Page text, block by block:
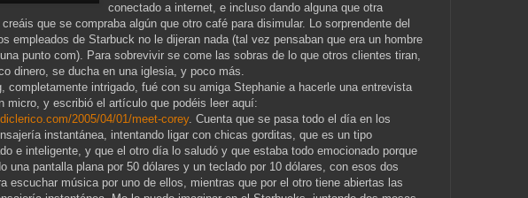
conectado a internet, e incluso dando alguna que otra
que se compraba algún que otro café para disimular. Lo sorprendente del
empleados de Starbuck no le dijeran nada (tal vez pensaban que era un hombre
punto com). Para sobrevivir se come las sobras de lo que otros clientes tiran,
dinero, se ducha en una iglesia, y poco más.
completamente intrigado, fué con su amiga Stephanie a hacerle una entrevista
micro, y escribió el artículo que podéis leer aquí:
2005/04/01/meet-corey. Cuenta que se pasa todo el día en los
instantánea, intentando ligar con chicas gorditas, que es un tipo
e inteligente, y que el otro día lo saludó y que estaba todo emocionado porque
una pantalla plana por 50 dólares y un teclado por 10 dólares, con esos dos
escuchar música por uno de ellos, mientras que por el otro tiene abiertas las